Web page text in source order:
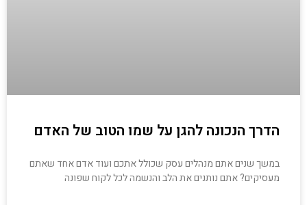
הדרך הנכונה להגן על שמו הטוב של האדם
במשך שנים אתם מנהלים עסק שכולל אתכם ועוד אדם אחד שאתם
מעסיקים? אתם נותנים את הלב והנשמה לכל לקוח שפונה